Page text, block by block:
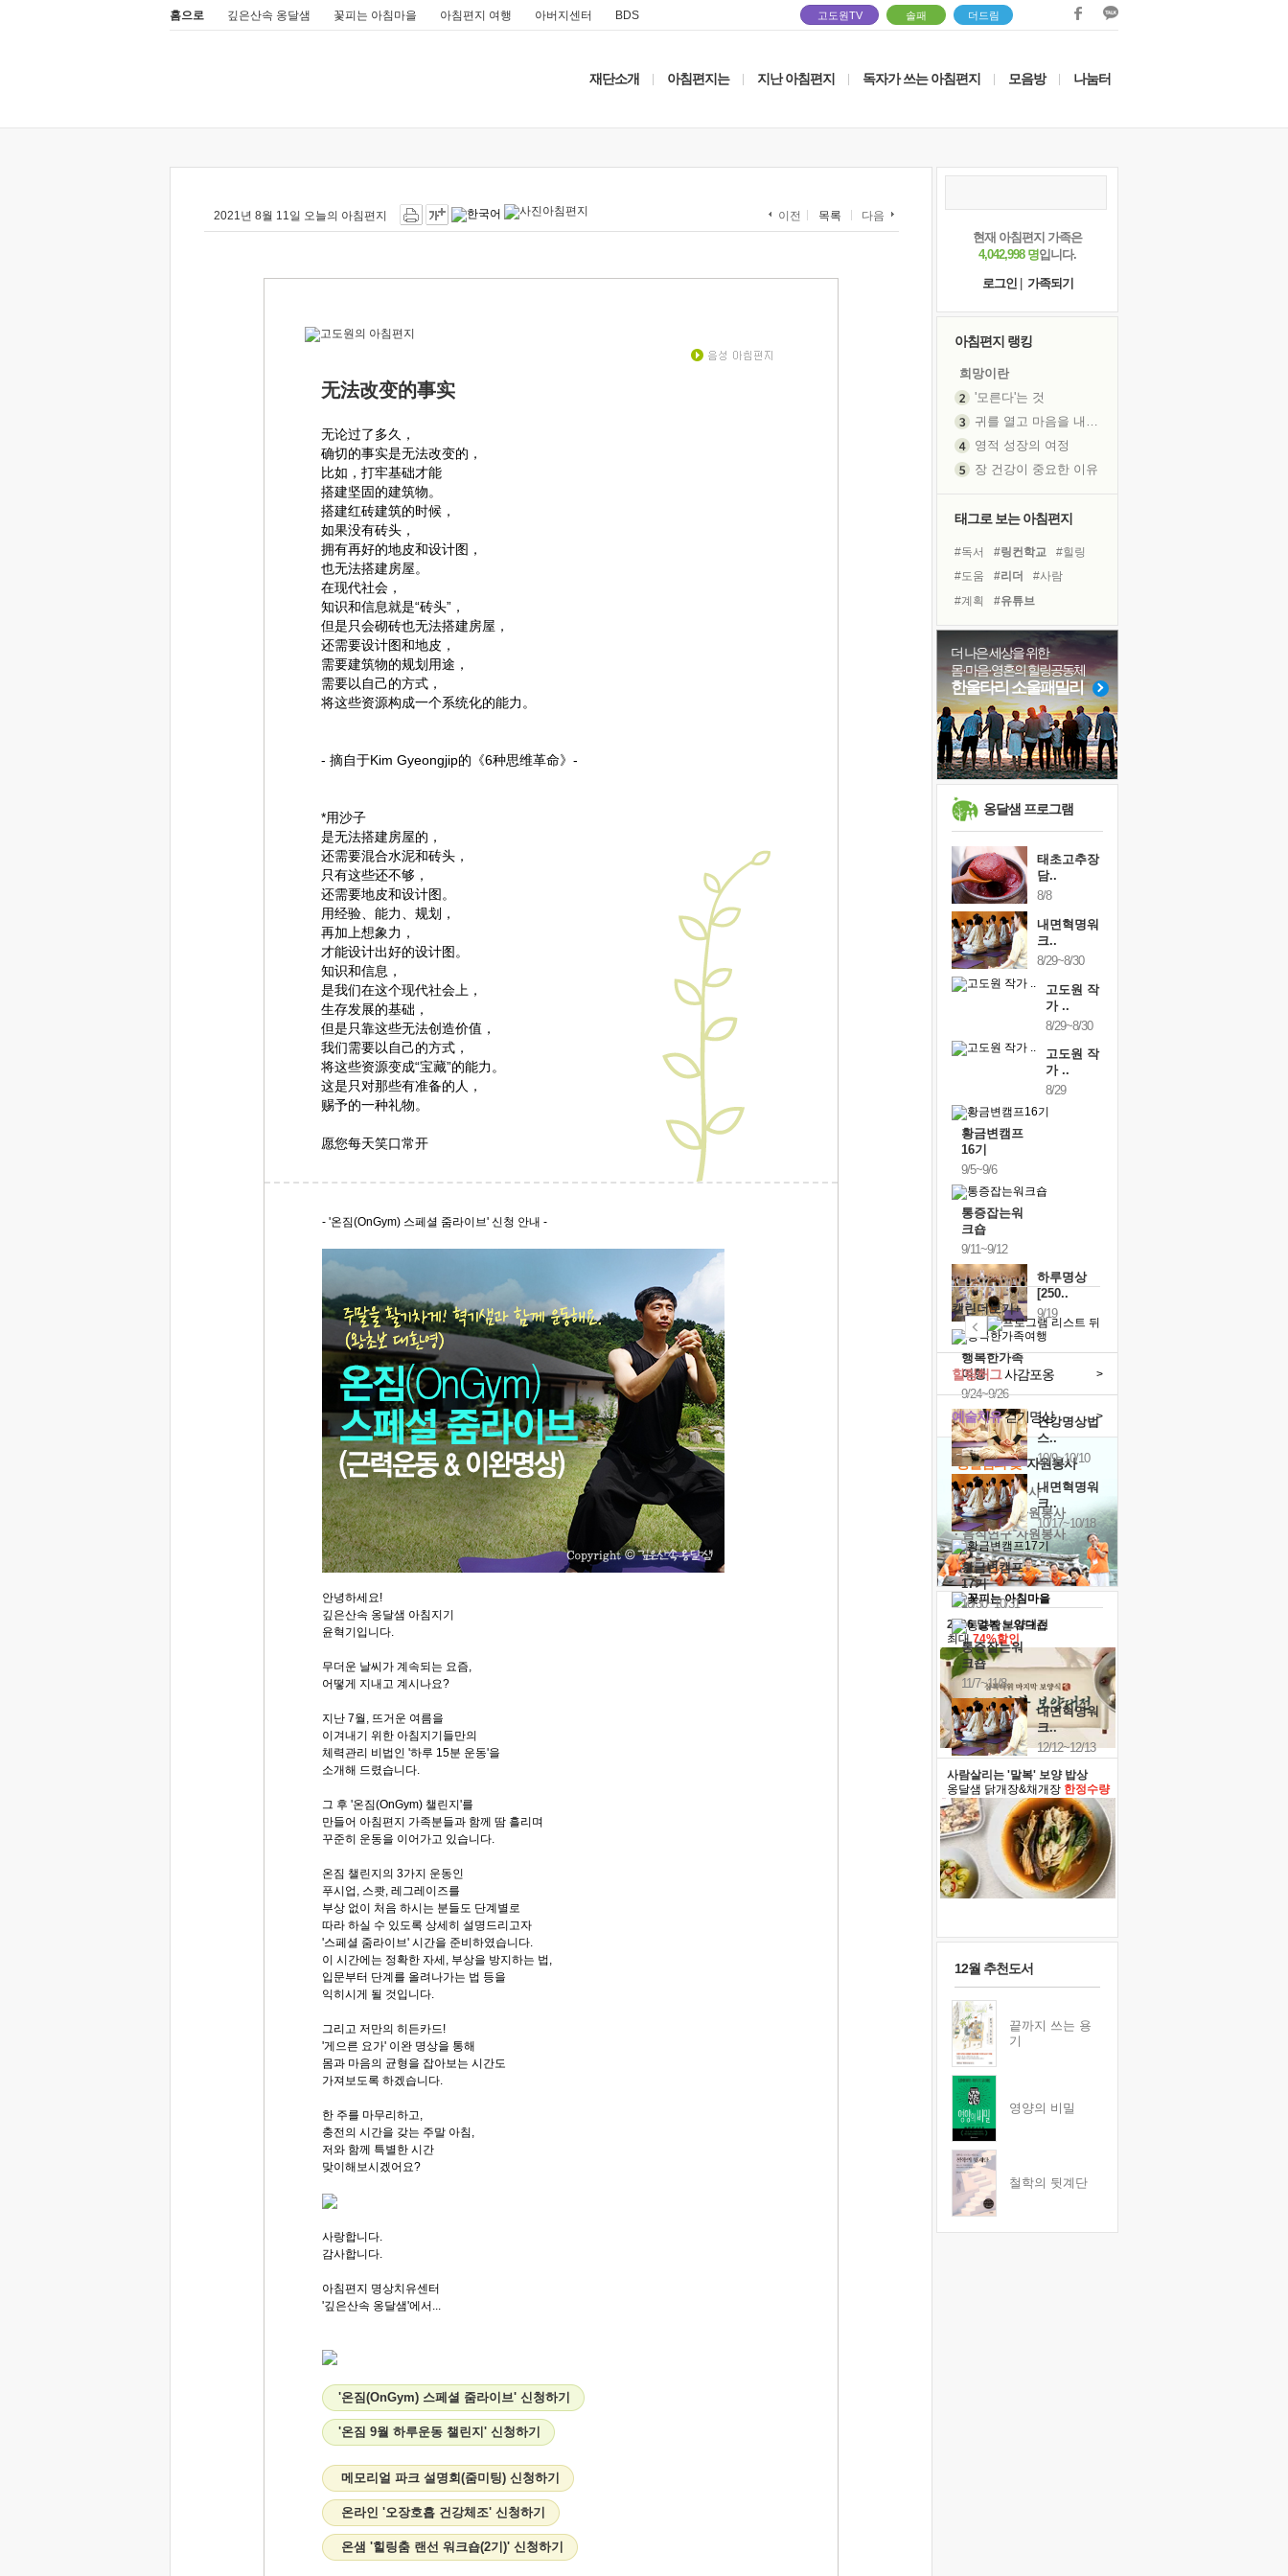
홈으로 깊은산속 옹달샘 꽃피는 아침마을 아침편지 여행 아버지센터 BDS 고도원TV 솔패 더드림
재단소개 아침편지는 지난 아침편지 독자가 쓰는 아침편지 모음방 나눔터
2021년 8월 11일 오늘의 아침편지 이전 목록 다음
无法改变的事实
无论过了多久，
确切的事实是无法改变的，
比如，打牢基础才能
搭建坚固的建筑物。
搭建红砖建筑的时候，
如果没有砖头，
拥有再好的地皮和设计图，
也无法搭建房屋。
在现代社会，
知识和信息就是“砖头”，
但是只会砌砖也无法搭建房屋，
还需要设计图和地皮，
需要建筑物的规划用途，
需要以自己的方式，
将这些资源构成一个系统化的能力。
- 摘自于Kim Gyeongjip的《6种思维革命》-
*用沙子
是无法搭建房屋的，
还需要混合水泥和砖头，
只有这些还不够，
还需要地皮和设计图。
用经验、能力、规划，
再加上想象力，
才能设计出好的设计图。
知识和信息，
是我们在这个现代社会上，
生存发展的基础，
但是只靠这些无法创造价值，
我们需要以自己的方式，
将这些资源变成“宝藏”的能力。
这是只对那些有准备的人，
赐予的一种礼物。
愿您每天笑口常开
- '온짐(OnGym) 스페셜 줌라이브' 신청 안내 -
안녕하세요!
깊은산속 옹달샘 아침지기
윤혁기입니다.
무더운 날씨가 계속되는 요즘,
어떻게 지내고 계시나요?
지난 7월, 뜨거운 여름을
이겨내기 위한 아침지기들만의
체력관리 비법인 '하루 15분 운동'을
소개해 드렸습니다.
그 후 '온짐(OnGym) 챌린지'를
만들어 아침편지 가족분들과 함께 땀 흘리며
꾸준히 운동을 이어가고 있습니다.
온짐 챌린지의 3가지 운동인
푸시업, 스쾃, 레그레이즈를
부상 없이 처음 하시는 분들도 단계별로
따라 하실 수 있도록 상세히 설명드리고자
'스페셜 줌라이브' 시간을 준비하였습니다.
이 시간에는 정확한 자세, 부상을 방지하는 법,
입문부터 단계를 올려나가는 법 등을
익히시게 될 것입니다.
그리고 저만의 히든카드!
'게으른 요가' 이완 명상을 통해
몸과 마음의 균형을 잡아보는 시간도
가져보도록 하겠습니다.
한 주를 마무리하고,
충전의 시간을 갖는 주말 아침,
저와 함께 특별한 시간
맞이해보시겠어요?
사랑합니다.
감사합니다.
아침편지 명상치유센터
'깊은산속 옹달샘'에서...
'온짐(OnGym) 스페셜 줌라이브' 신청하기
'온짐 9월 하루운동 챌린지' 신청하기
메모리얼 파크 설명회(줌미팅) 신청하기
온라인 '오장호흡 건강체조' 신청하기
온샘 '힐링춤 랜선 워크숍(2기)' 신청하기
현재 아침편지 가족은
4,042,998 명입니다.
로그인
가족되기
아침편지 랭킹
희망이란
'모른다'는 것
귀를 열고 마음을 내어주고
영적 성장의 여정
장 건강이 중요한 이유
흙이 된 몸으로 출근하는 여자
꿈이 실제가 되는 것
'말 타는 법'을 먼저
졸업식 사진을 보며
아픈 아버지를 위한 공간 설계
극심한 변비, 어깨결림, 수면 장애
보고 싶은 어머니
유년 시절의 부산 영도 바다
못된 꼰대들
거울 속의 나
태그로 보는 아침편지
#독서 #링컨학교
#힐링
#도움
#리더
#사람
#계획
#유튜브
#다짐
#선택
#나눔
#비전캠프
#아이들
#친구
#삶
#희망
#독서캠프
#건강
#면역력
#위기 #극복
더 나은 세상을 위한
몸·마음·영혼의 힐링공동체
한울타리 소울패밀리
옹달샘 프로그램
태초고추장
담..
8/8
내면혁명워
크..
8/29~8/30
고도원 작
가 ..
8/29~8/30
고도원 작
가 ..
8/29
황금변캠프
16기
9/5~9/6
통증잡는워
크숍
9/11~9/12
하루명상
[250..
9/19
행복한가족
여행
9/24~9/26
건강명상법
스..
10/9~10/10
내면혁명워
크..
10/17~10/18
황금변캠프
17기
10/30~10/31
통증잡는워
크숍
11/7~11/8
내면혁명워
크..
12/12~12/13
캘린더보기+
예술치유걷기명상 >
힐링허그사감포옹 >
'옹달샘의 꽃'자원봉사
· 청년 자원봉사
· 금빛청년 자원봉사
· 음식연구 자원봉사
2026 말복 보양대전
최대74%할인
사람살리는 '말복' 보양 밥상
옹달샘 닭개장&채개장 한정수량
12월 추천도서
끝까지 쓰는 용
기
영양의 비밀
철학의 뒷계단